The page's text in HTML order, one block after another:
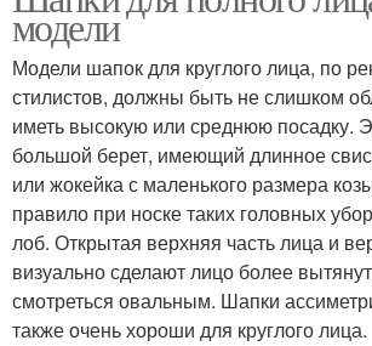
модели
Модели шапок для круглого лица, по
стилистов, должны быть не слишком
иметь высокую или среднюю посадку.
большой берет, имеющий длинное
или жокейка с маленького размера
правило при носке таких головных
лоб. Открытая верхняя часть лица и
визуально сделают лицо более
смотреться овальным. Шапки
также очень хороши для круглого лица.